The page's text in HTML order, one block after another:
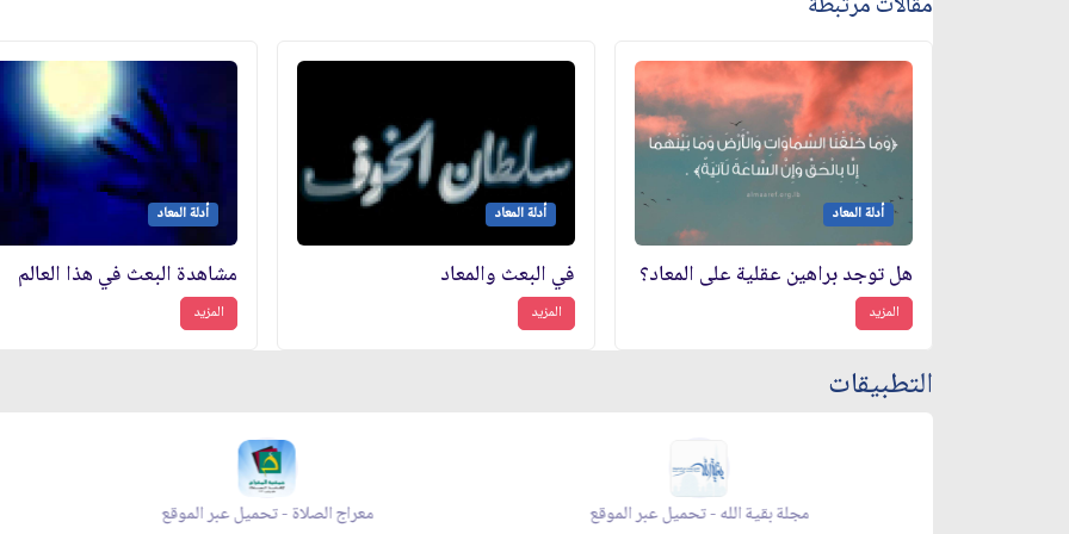
أدلة المعاد
هل توجد براهين عقلية على المعاد؟
المزيد
أدلة المعاد
في البعث والمعاد
المزيد
أدلة المعاد
مشاهدة البعث في هذا العالم
المزيد
التطبيقات
مجلة بقية زاد شهر رمضان - تحميل عبر الموقع